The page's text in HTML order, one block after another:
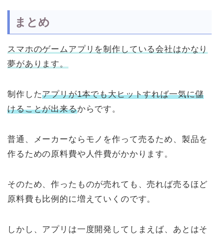
まとめ
スマホのゲームアプリを制作している会社はかなり
夢があります。
制作したアプリが1本でも大ヒットすれば一気に儲
けることが出来るからです。
普通、メーカーならモノを作って売るため、製品を
作るための原料費や人件費がかかります。
そのため、作ったものが売れても、売れば売るほど
原料費も比例的に増えていくのです。
しかし、アプリは一度開発してしまえば、あとはそ